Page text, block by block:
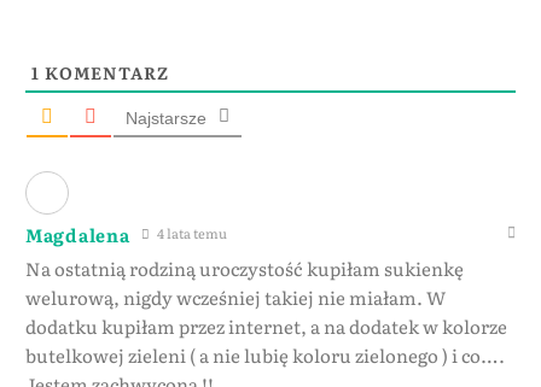
1 KOMENTARZ
Najstarsze
Magdalena 4 lata temu
Na ostatnią rodziną uroczystość kupiłam sukienkę
welurową, nigdy wcześniej takiej nie miałam. W
dodatku kupiłam przez internet, a na dodatek w kolorze
butelkowej zieleni ( a nie lubię koloru zielonego ) i co….